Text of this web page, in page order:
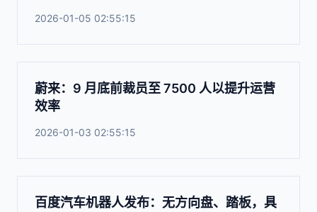
2026-01-05 02:55:15
蔚来：9 月底前裁员至 7500 人以提升运营
效率
2026-01-03 02:55:15
百度汽车机器人发布：无方向盘、踏板，具